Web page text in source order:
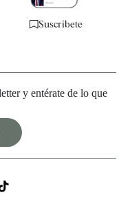
Suscríbete
y entérate de lo que